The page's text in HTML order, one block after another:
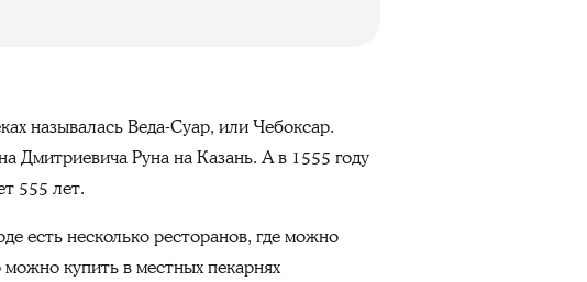
называлась Веда-Суар, или Чебоксар.
Дмитриевича Руна на Казань. А в 1555 году
555 лет.
есть несколько ресторанов, где можно
купить в местных пекарнях